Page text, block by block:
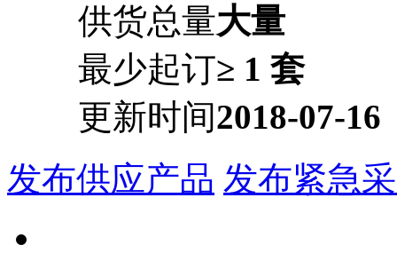
供货总量大量
最少起订≥ 1 套
更新时间2018-07-16
发布供应产品 发布紧急